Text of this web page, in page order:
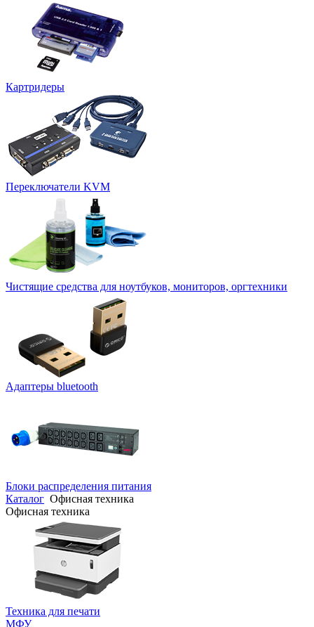
Картридеры
Переключатели KVM
Чистящие средства для ноутбуков, мониторов, оргтехники
Адаптеры bluetooth
Блоки распределения питания
Каталог Офисная техника
Офисная техника
Техника для печати
МФУ